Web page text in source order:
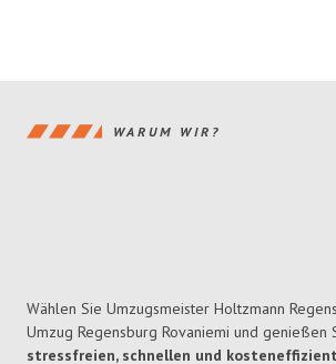
WARUM WIR?
Wählen Sie Umzugsmeister Holtzmann
Umzug Regensburg Rovaniemi und genießen
stressfreien, schnellen und